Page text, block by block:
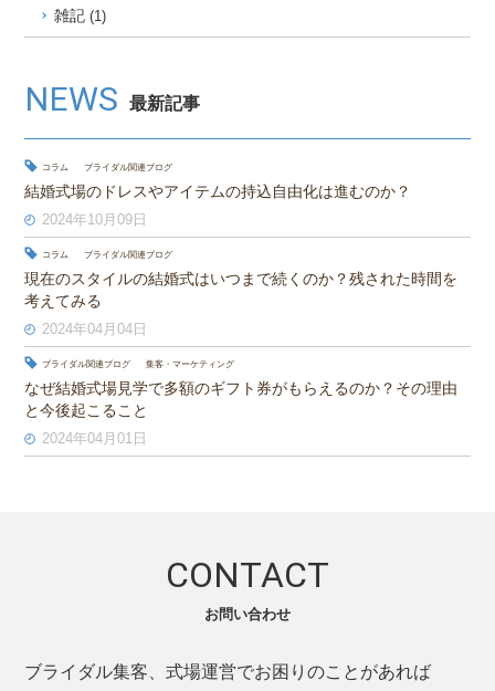
雑記(1)
NEWS 最新記事
コラム ブライダル関連ブログ
結婚式場のドレスやアイテムの持込自由化は進むのか？
2024年10月09日
コラム ブライダル関連ブログ
現在のスタイルの結婚式はいつまで続くのか？残された時間を
考えてみる
2024年04月04日
ブライダル関連ブログ 集客・マーケティング
なぜ結婚式場見学で多額のギフト券がもらえるのか？その理由
と今後起こること
2024年04月01日
CONTACT
お問い合わせ
ブライダル集客、式場運営でお困りのことがあれば